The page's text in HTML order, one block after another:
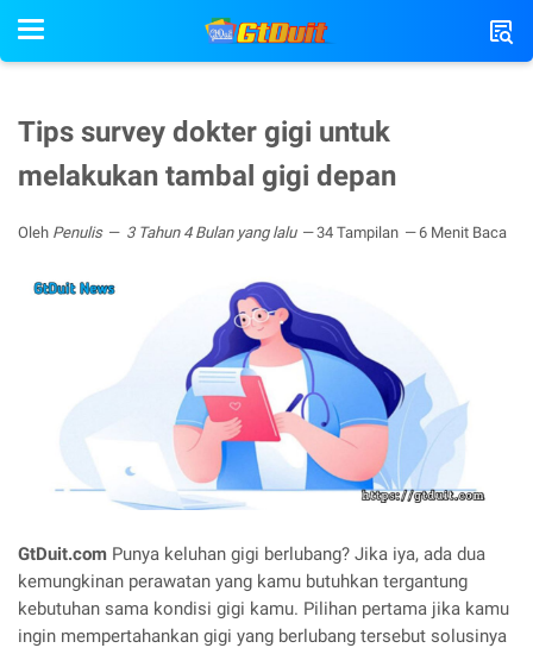
Tips survey dokter gigi untuk
melakukan tambal gigi depan
Oleh Penulis 3 Tahun 4 Bulan yang lalu 34 Tampilan 6 Menit Baca
GtDuit.com Punya keluhan gigi berlubang? Jika iya, ada dua
kemungkinan perawatan yang kamu butuhkan tergantung
kebutuhan sama kondisi gigi kamu. Pilihan pertama jika kamu
ingin mempertahankan gigi yang berlubang tersebut solusinya